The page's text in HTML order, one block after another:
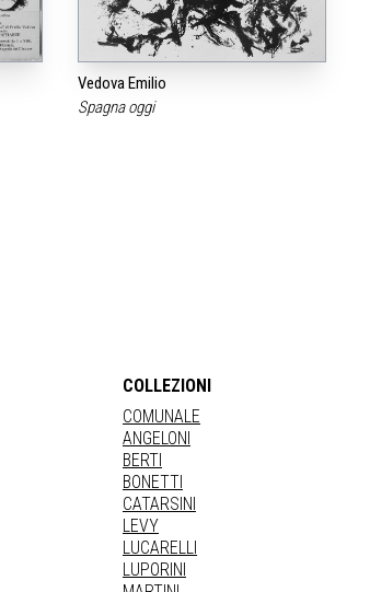
Vedova Emilio
Spagna oggi
COLLEZIONI
COMUNALE
ANGELONI
BERTI
BONETTI
CATARSINI
LEVY
LUCARELLI
LUPORINI